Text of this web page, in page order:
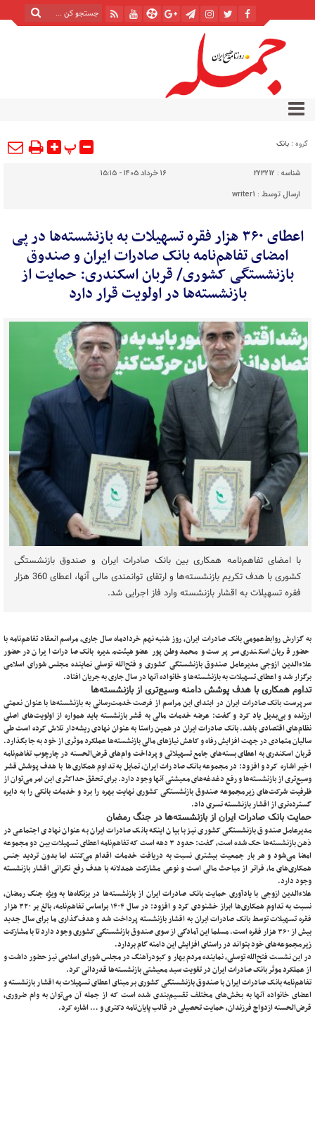
گروه : بانک پ
شناسه : 223212
۱۶ خرداد ۱۴۰۵ - ۱۵:۱۵
ارسال توسط : writer1
​اعطای ۳۶۰ هزار فقره تسهیلات به بازنشسته‌ها در پی
امضای تفاهم‌نامه بانک صادرات ایران و صندوق
بازنشستگی کشوری/ قربان اسکندری: حمایت از
بازنشسته‌ها در اولویت قرار دارد
​با امضای تفاهم‌نامه همکاری بین بانک صادرات ایران و صندوق بازنشستگی
کشوری با هدف تکریم بازنشسته‌ها و ارتقای توانمندی مالی آنها، اعطای 360 هزار
فقره تسهیلات به اقشار بازنشسته وارد فاز اجرایی شد.
به گزارش روابط‌عمومی بانک صادرات ایران، روز شنبه نهم خردادماه سال جاری، مراسم انعقاد تفاهم‌نامه با
حضور قربان اسکندری سرپرست و محمد وطن‌پور عضو هیئت‌مدیره بانک صادرات ایران در حضور
علاءالدین ازوجی مدیرعامل صندوق بازنشستگی کشوری و فتح‌الله توسلی نماینده مجلس شورای اسلامی
برگزار شد و اعطای تسهیلات به بازنشسته‌ها و خانواده آنها در سال جاری به جریان افتاد.
تداوم همکاری با هدف پوشش دامنه وسیع‌تری از بازنشسته‌ها
سرپرست بانک صادرات ایران در ابتدای این مراسم از فرصت خدمت‌رسانی به بازنشسته‌ها با عنوان نعمتی
ارزنده و بی‌بدیل یاد کرد و گفت: عرضه خدمات مالی به قشر بازنشسته باید همواره از اولویت‌های اصلی
نظام‌های اقتصادی باشد. بانک صادرات ایران در همین راستا به عنوان نهادی ریشه‌دار تلاش کرده است طی
سالیان متمادی در جهت افزایش رفاه و کاهش نیازهای مالی بازنشسته‌ها عملکرد موثری از خود به جا بگذارد.
قربان اسکندری به اعطای بسته‌های جامع تسهیلاتی و پرداخت وام‌های قرض‌الحسنه در چارچوب تفاهم‌نامه
اخیر اشاره کرد و افزود: در مجموعه بانک صادرات ایران، تمایل به تداوم همکاری‌ها با هدف پوشش قشر
وسیع‌تری از بازنشسته‌ها و رفع دغدغه‌های معیشتی آنها وجود دارد. برای تحقق حداکثری این امر می‌توان از
ظرفیت شرکت‌های زیرمجموعه صندوق بازنشستگی کشوری نهایت بهره را برد و خدمات بانکی را به دایره
گسترده‌تری از اقشار بازنشسته تسری داد.
حمایت بانک صادرات ایران از بازنشسته‌ها در جنگ رمضان
مدیرعامل صندوق بازنشستگی کشوری نیز با بیان اینکه بانک صادرات ایران به عنوان نهادی اجتماعی در
ذهن بازنشسته‌ها حک شده است، گفت: حدود ۳ دهه است که تفاهم‌نامه اعطای تسهیلات بین دو مجموعه
امضا می‌شود و هر بار جمعیت بیشتری نسبت به دریافت خدمات اقدام می‌کنند اما بدون تردید جنس
همکاری‌های ما، فراتر از مباحث مالی است و نوعی مشارکت همدلانه با هدف رفع نگرانی اقشار بازنشسته
وجود دارد.
علاءالدین ازوجی با یادآوری حمایت بانک صادرات ایران از بازنشسته‌ها در بزنگاه‌ها به ویژه جنگ رمضان،
نسبت به تداوم همکاری‌ها ابراز خشنودی کرد و افزود: در سال ۱۴۰۴ براساس تفاهم‌نامه، بالغ بر ۳۲۰ هزار
فقره تسهیلات توسط بانک صادرات ایران به اقشار بازنشسته پرداخت شد و هدف‌گذاری ما برای سال جدید
بیش از ۳۶۰ هزار فقره است. مسلما این آمادگی از سوی صندوق بازنشستگی کشوری وجود دارد تا با مشارکت
زیرمجموعه‌های خود بتواند در راستای افزایش این دامنه گام بردارد.
در این نشست فتح‌الله توسلی، نماینده مردم بهار و کبودرآهنگ در مجلس شورای اسلامی نیز حضور داشت و
از عملکرد موثر بانک صادرات ایران در تقویت سبد معیشتی بازنشسته‌ها قدردانی کرد.
تفاهم‌نامه بانک صادرات ایران با صندوق بازنشستگی کشوری بر مبنای اعطای تسهیلات به اقشار بازنشسته و
اعضای خانواده آنها به بخش‌های مختلف تقسیم‌بندی شده است که از جمله آن می‌توان به وام ضروری،
قرض‌الحسنه ازدواج فرزندان، حمایت تحصیلی در قالب پایان‌نامه دکتری و … اشاره کرد.